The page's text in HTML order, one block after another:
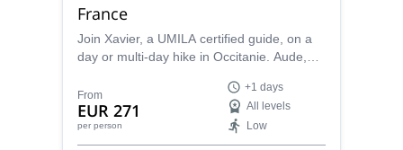
France
Join Xavier, a UMILA certified guide, on a
day or multi-day hike in Occitanie. Aude,
of the possible destination, with options for
beginners and advanced hikers.
From
EUR 271
per person
+1 days
All levels
Low